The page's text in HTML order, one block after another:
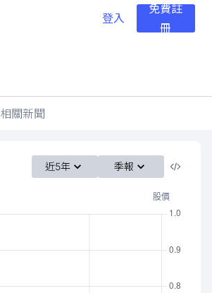
登入
免費註
冊
相關新聞
近5年 季報